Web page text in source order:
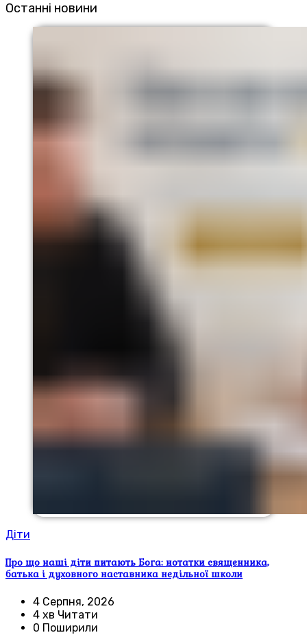
Останні новини
Діти
Про що наші діти питають Бога: нотатки священника,
батька і духовного наставника недільної школи
4 Серпня, 2026
4 хв Читати
0 Поширили